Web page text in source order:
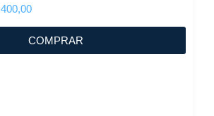
400,00
COMPRAR